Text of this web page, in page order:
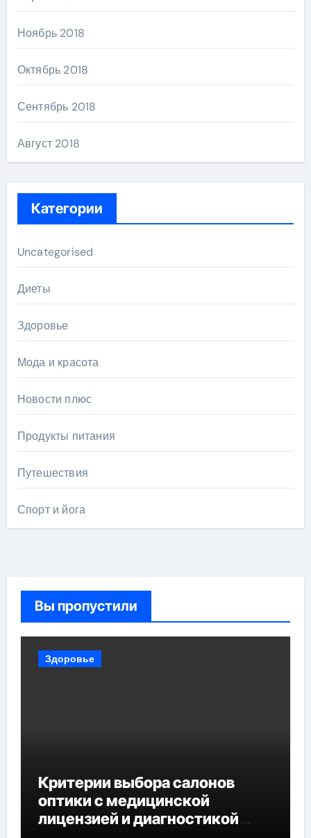
Ноябрь 2018
Октябрь 2018
Сентябрь 2018
Август 2018
Категории
Uncategorised
Диеты
Здоровье
Мода и красота
Новости плюс
Продукты питания
Путешествия
Спорт и йога
Вы пропустили
Здоровье
Критерии выбора салонов
оптики с медицинской
лицензией и диагностикой